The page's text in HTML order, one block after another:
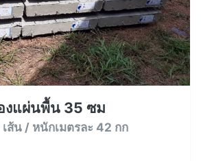
งแผ่นพื้น 35 ซม
ส้น / หนักเมตรละ 42 กก